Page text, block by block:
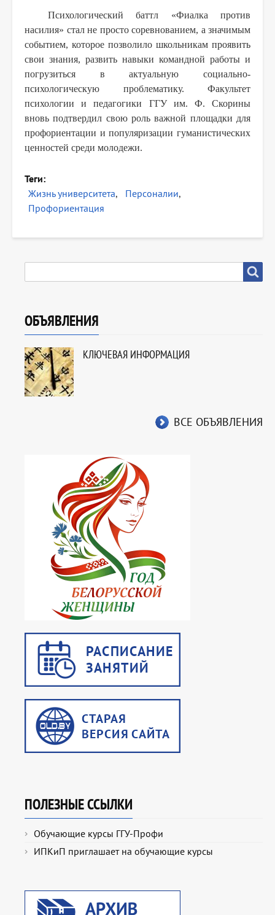
Психологический баттл «Фиалка против
насилия» стал не просто соревнованием, а значимым
событием, которое позволило школьникам проявить
свои знания, развить навыки командной работы и
погрузиться в актуальную социально-
психологическую проблематику. Факультет
психологии и педагогики ГГУ им. Ф. Скорины
вновь подтвердил свою роль важной площадки для
профориентации и популяризации гуманистических
ценностей среди молодежи.
Теги
Жизнь университета
Персоналии
Профориентация
ОБЪЯВЛЕНИЯ
КЛЮЧЕВАЯ ИНФОРМАЦИЯ
ВСЕ ОБЪЯВЛЕНИЯ
ПОЛЕЗНЫЕ ССЫЛКИ
Обучающие курсы ГГУ-Профи
ИПКиП приглашает на обучающие курсы